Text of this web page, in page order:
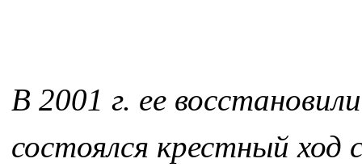
В 2001 г. ее
состоялся крестный ход